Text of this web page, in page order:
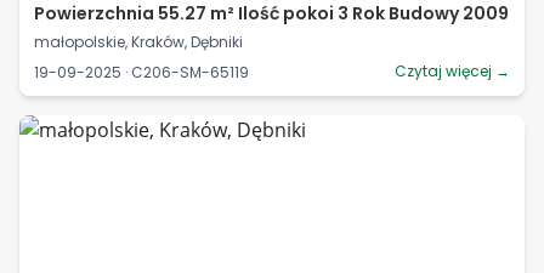
Powierzchnia 55.27 m² Ilość pokoi 3 Rok Budowy 2009
małopolskie, Kraków, Dębniki
19-09-2025 · C206-SM-65119
Czytaj więcej →